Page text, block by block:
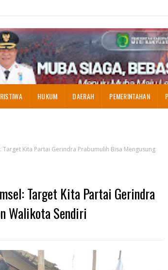
HUKUM DAERAH PEMERINTAHAN
Kita Partai Gerindra Prabumulih Bisa Mengusung
Target Kita Partai Gerindra
Walikota Sendiri